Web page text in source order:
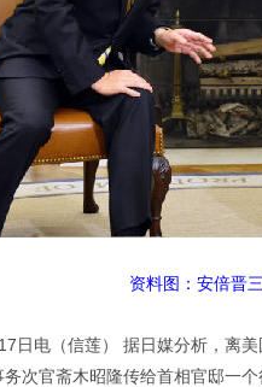
资料图：安倍晋
日电（信莲） 据日媒分析，离
次官斋木昭隆传给首相官邸一个